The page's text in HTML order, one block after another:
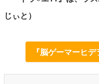
じぃと）
『脳ゲーマーヒ